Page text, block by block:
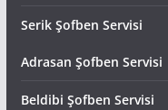
Serik Şofben Servisi
Adrasan Şofben Servisi
Beldibi Şofben Servisi